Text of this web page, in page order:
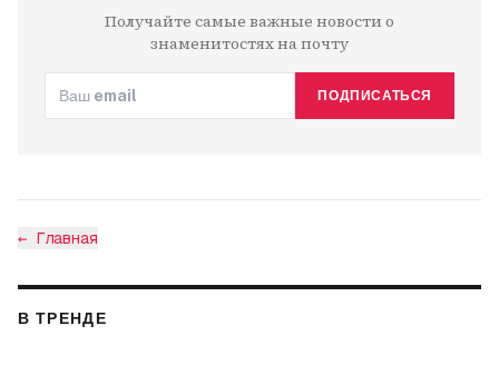
Получайте самые важные новости о
знаменитостях на почту
ПОДПИСАТЬСЯ
← Главная
В ТРЕНДЕ